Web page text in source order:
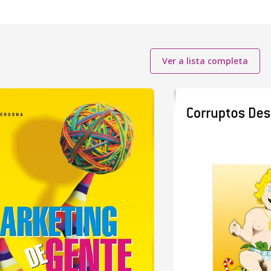
Ver a lista completa